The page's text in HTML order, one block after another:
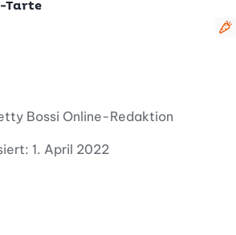
Tarte
Bossi Online-Redaktion
1. April 2022